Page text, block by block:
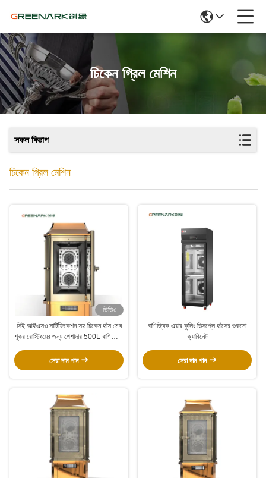
চিকেন গ্রিল মেশিন
সকল বিভাগ
চিকেন গ্রিল মেশিন
ভিডিও
সিই আইএসও সার্টিফিকেশন সহ চিকেন হাঁস মেষ
শূকর রোস্টিংয়ের জন্য পেশাদার 500L বাণিজ্যিক
সেরা দাম পান
বাণিজ্যিক এয়ার কুলিং ডিসপ্লে হাঁসের শুকনো
ক্যাবিনেট
সেরা দাম পান